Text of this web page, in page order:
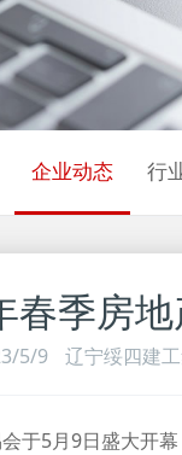
企业动态 行
春季房
5/9 辽宁绥四建
5月9日盛大开幕